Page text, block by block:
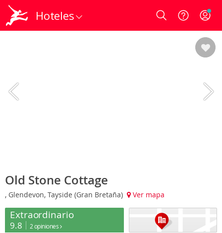
Hoteles Login
Old Stone Cottage
, Glendevon, Tayside (Gran Bretaña) Ver mapa
Extraordinario
9.8 2 opiniones